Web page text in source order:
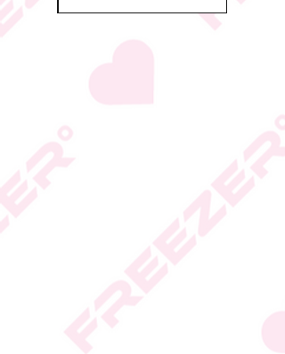
הכשרות על פי החלטת
היצרן או גוף הכשרות;
המידע המעודכן מופיע על
* ט.ל.ח.